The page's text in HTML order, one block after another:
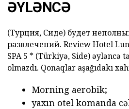
ƏYLƏNCƏ
(Турция, Сиде) будет
развлечений. Review Hotel
SPA 5 * (Türkiyə, Side) əyləncə
olmazdı. Qonaqlar aşağıdakı
Morning aerobik;
yaxın otel komanda